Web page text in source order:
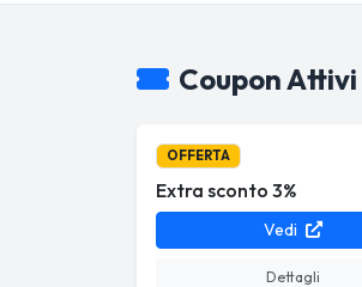
Coupon Attivi
OFFERTA
Extra sconto 3%
Vedi
Dettagli